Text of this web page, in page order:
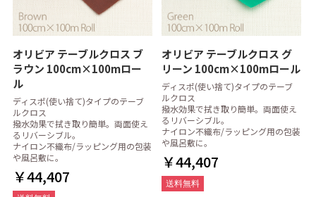
オリビア テーブルクロス ブ
ラウン 100cm×100mロー
ル
ディスポ(使い捨て)タイプのテーブ
ルクロス
撥水効果で拭き取り簡単。両面使え
るリバーシブル。
ナイロン不織布/ラッピング用の包装
や風呂敷に。
￥44,407
オリビア テーブルクロス グ
リーン 100cm×100mロール
ディスポ(使い捨て)タイプのテーブ
ルクロス
撥水効果で拭き取り簡単。両面使え
るリバーシブル。
ナイロン不織布/ラッピング用の包装
や風呂敷に。
￥44,407
送料無料